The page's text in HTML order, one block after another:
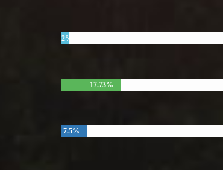
2%
17.73%
7.5%